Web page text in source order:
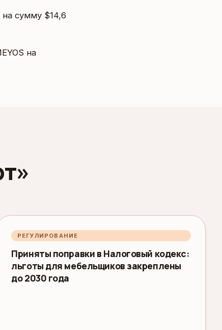
на сумму $14,6
на
РЕГУЛИРОВАНИЕ
Приняты поправки в Налоговый кодекс:
льготы для мебельщиков закреплены
до 2030 года